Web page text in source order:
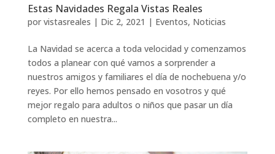
Estas Navidades Regala Vistas Reales
por vistasreales | Dic 2, 2021 | Eventos, Noticias
La Navidad se acerca a toda velocidad y comenzamos
todos a planear con qué vamos a sorprender a
nuestros amigos y familiares el día de nochebuena y/o
reyes. Por ello hemos pensado en vosotros y qué
mejor regalo para adultos o niños que pasar un día
completo en nuestra...